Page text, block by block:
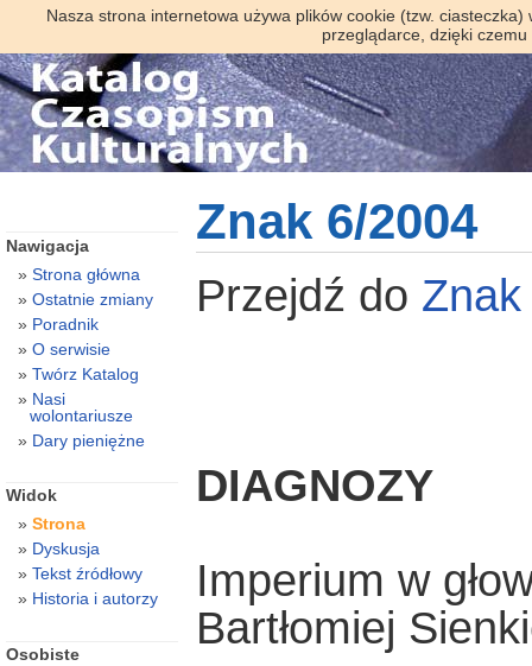
Nasza strona internetowa używa plików cookie (tzw.
przeglądarce, dzięki
Znak 6/2004
Przejdź do
DIAGNOZY
Imperium w
Bartłomiej
Nawigacja
Strona główna
Ostatnie zmiany
Poradnik
O serwisie
Twórz Katalog
Nasi
wolontariusze
Dary pieniężne
Widok
Strona
Dyskusja
Tekst źródłowy
Historia i autorzy
Osobiste